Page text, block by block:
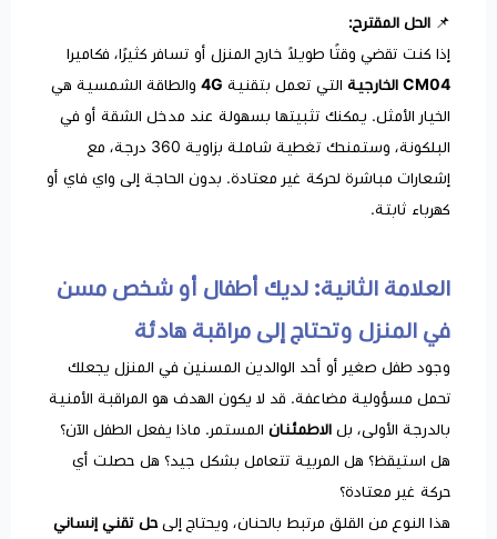
📌 الحل المقترح:
إذا كنت تقضي وقتًا طويلاً خارج المنزل أو تسافر كثيرًا، فكاميرا
CM04 الخارجية
التي تعمل بتقنية 4G والطاقة الشمسية هي
الخيار الأمثل. يمكنك تثبيتها بسهولة عند مدخل الشقة أو في
البلكونة، وستمنحك تغطية شاملة بزاوية 360 درجة، مع
إشعارات مباشرة لحركة غير معتادة. بدون الحاجة إلى واي فاي أو
كهرباء ثابتة.
العلامة الثانية: لديك أطفال أو شخص مسن
في المنزل وتحتاج إلى مراقبة هادئة
وجود طفل صغير أو أحد الوالدين المسنين في المنزل يجعلك
تحمل مسؤولية مضاعفة. قد لا يكون الهدف هو المراقبة الأمنية
بالدرجة الأولى، بل الاطمئنان المستمر. ماذا يفعل الطفل الآن؟
هل استيقظ؟ هل المربية تتعامل بشكل جيد؟ هل حصلت أي
حركة غير معتادة؟
هذا النوع من القلق مرتبط بالحنان، ويحتاج إلىحل تقني إنساني